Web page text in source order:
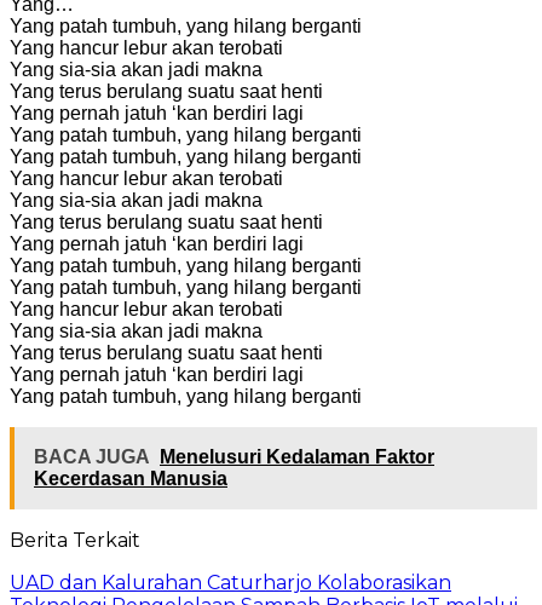
Yang…
Yang patah tumbuh, yang hilang berganti
Yang hancur lebur akan terobati
Yang sia-sia akan jadi makna
Yang terus berulang suatu saat henti
Yang pernah jatuh ‘kan berdiri lagi
Yang patah tumbuh, yang hilang berganti
Yang patah tumbuh, yang hilang berganti
Yang hancur lebur akan terobati
Yang sia-sia akan jadi makna
Yang terus berulang suatu saat henti
Yang pernah jatuh ‘kan berdiri lagi
Yang patah tumbuh, yang hilang berganti
Yang patah tumbuh, yang hilang berganti
Yang hancur lebur akan terobati
Yang sia-sia akan jadi makna
Yang terus berulang suatu saat henti
Yang pernah jatuh ‘kan berdiri lagi
Yang patah tumbuh, yang hilang berganti
BACA JUGA
Menelusuri Kedalaman Faktor
Kecerdasan Manusia
Berita Terkait
UAD dan Kalurahan Caturharjo Kolaborasikan